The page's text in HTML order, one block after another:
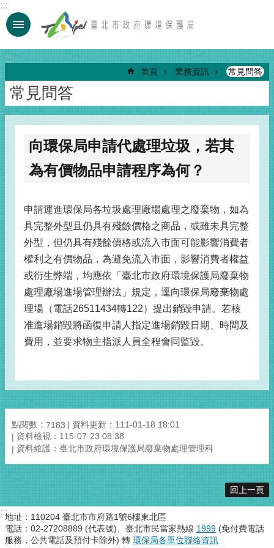
跳到主要內容區塊
:::
:::
首頁 業務資訊 常見問答
常見問答
向環保局申請代處理垃圾，若其
為有價物品申請程序為何？
申請運進環保局各垃圾處理廠場處理之廢棄物，如為
具完整外型且仍具有殘餘價格之商品，或雖未具完整
外型，但仍具有殘餘價格或流入市面可能影響消費者
權利之有價物品，為避免流入市面，影響消費者權益
或衍生弊端，均應依「臺北市政府環境保護局廢棄物
處理廠場進場管理辦法」規定，逕向環保局廢棄物處
理場（電話26511434轉122）提出銷毀申請。若核
准進場銷毀將函復申請人指定進場銷毀日期、時間及
費用，並要求物主指派人員全程會同監毀。
點閱數： 7183
資料更新：111-01-18 18:01
資料檢視：115-07-23 08:38
資料維護：臺北市政府環境保護局廢棄物處理管理科
回上一頁
:::地址：110204 臺北市市府路1號6樓東北區
電話：02-27208889 (代表號)、臺北市民當家熱線 1999 (免付費電話
服務，公共電話及預付卡除外) 轉 環保局各單位聯絡資訊